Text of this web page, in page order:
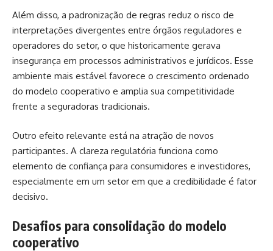
Além disso, a padronização de regras reduz o risco de
interpretações divergentes entre órgãos reguladores e
operadores do setor, o que historicamente gerava
insegurança em processos administrativos e jurídicos. Esse
ambiente mais estável favorece o crescimento ordenado
do modelo cooperativo e amplia sua competitividade
frente a seguradoras tradicionais.
Outro efeito relevante está na atração de novos
participantes. A clareza regulatória funciona como
elemento de confiança para consumidores e investidores,
especialmente em um setor em que a credibilidade é fator
decisivo.
Desafios para consolidação do modelo
cooperativo